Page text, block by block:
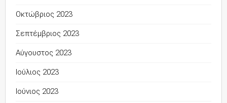
Οκτώβριος 2023
Σεπτέμβριος 2023
Αύγουστος 2023
Ιούλιος 2023
Ιούνιος 2023